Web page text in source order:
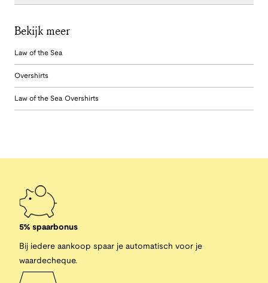
Bekijk meer
Law of the Sea
Overshirts
Law of the Sea Overshirts
5% spaarbonus
Bij iedere aankoop spaar je automatisch voor je
waardecheque.